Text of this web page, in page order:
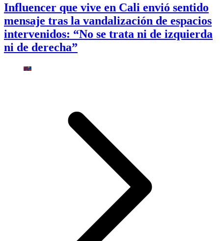
Influencer que vive en Cali envió sentido
mensaje tras la vandalización de espacios
intervenidos: “No se trata ni de izquierda
ni de derecha”